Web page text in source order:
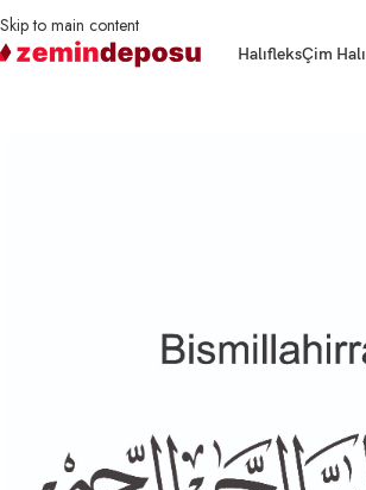
Skip to main content
HalıfleksÇim Halı